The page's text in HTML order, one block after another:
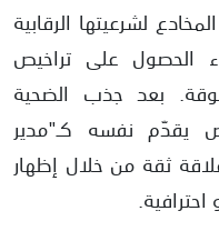
لشرعيتها الرقابية
الحصول على تراخيص
بعد جذب الضحية
يقدّم نفسه كـ"مدير
ثقة من خلال إظهار